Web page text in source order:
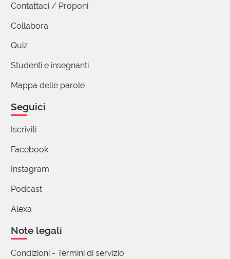
Contattaci / Proponi
Collabora
Quiz
Studenti e insegnanti
Mappa delle parole
Seguici
Iscriviti
Facebook
Instagram
Podcast
Alexa
Note legali
Condizioni - Termini di servizio